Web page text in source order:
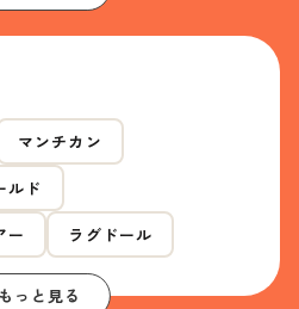
マンチカン
ルド
ー ラグドール
っと見る